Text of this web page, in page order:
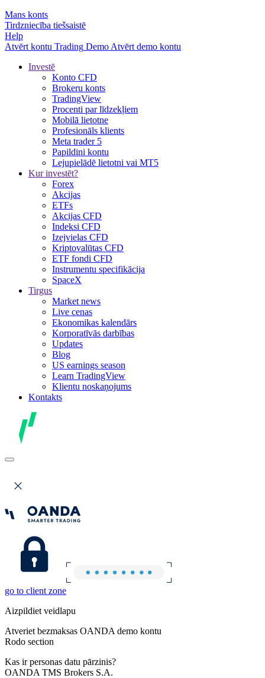
Mans konts
Tirdzniecība tiešsaistē
Help
Atvērt kontu Trading Demo Atvērt demo kontu
Investē
Konto CFD
Brokeru konts
TradingView
Procenti par līdzekļiem
Mobilā lietotne
Profesionāls klients
Meta trader 5
Papildini kontu
Lejupielādē lietotni vai MT5
Kur investēt?
Forex
Akcijas
ETFs
Akcijas CFD
Indeksi CFD
Izejvielas CFD
Kriptovalūtas CFD
ETF fondi CFD
Instrumentu specifikācija
SpaceX
Tirgus
Market news
Live cenas
Ekonomikas kalendārs
Korporatīvās darbības
Updates
Blog
US earnings season
Learn TradingView
Klientu noskaņojums
Kontakts
go to client zone
Aizpildiet veidlapu
Atveriet bezmaksas OANDA demo kontu
Rodo section
Kas ir personas datu pārzinis?
OANDA TMS Brokers S.A.